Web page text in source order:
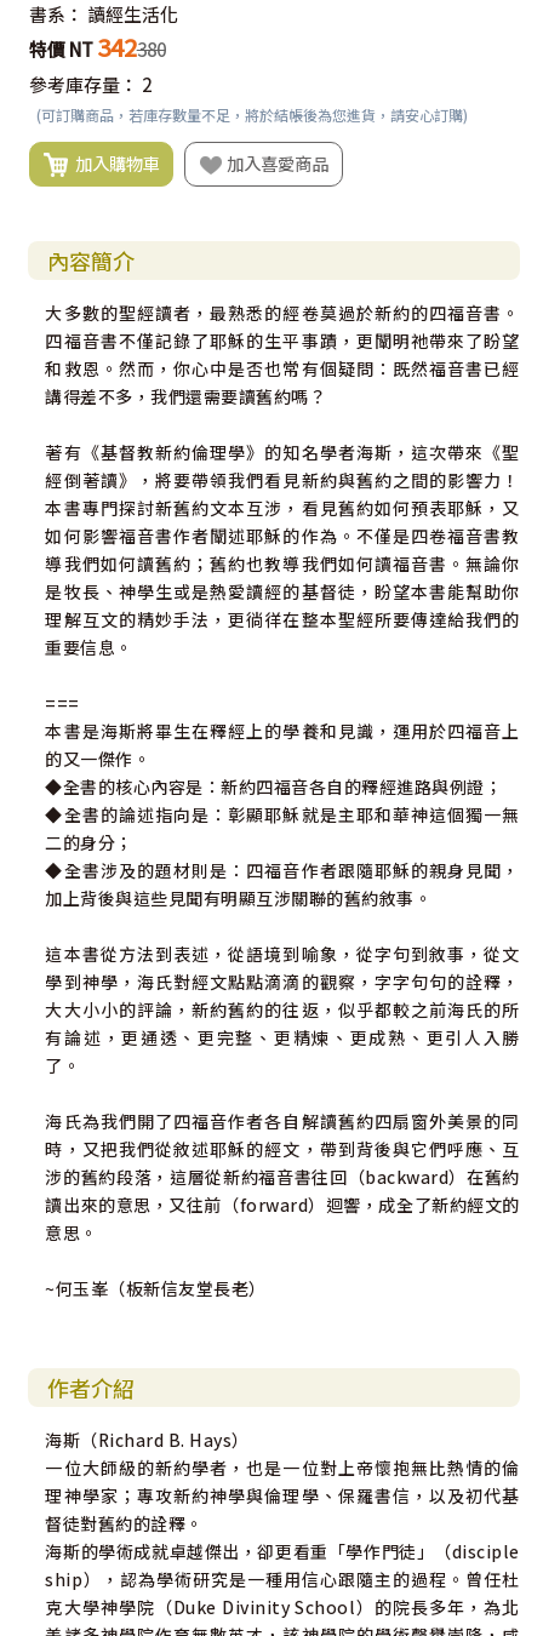
書系： 讀經生活化
特價 NT 342380
參考庫存量： 2
(可訂購商品，若庫存數量不足，將於結帳後為您進貨，請安心訂購)
加入購物車 加入喜愛商品
內容簡介
大多數的聖經讀者，最熟悉的經卷莫過於新約的四福音書。
四福音書不僅記錄了耶穌的生平事蹟，更闡明祂帶來了盼望
和救恩。然而，你心中是否也常有個疑問：既然福音書已經
講得差不多，我們還需要讀舊約嗎？
著有《基督教新約倫理學》的知名學者海斯，這次帶來《聖
經倒著讀》，將要帶領我們看見新約與舊約之間的影響力！
本書專門探討新舊約文本互涉，看見舊約如何預表耶穌，又
如何影響福音書作者闡述耶穌的作為。不僅是四卷福音書教
導我們如何讀舊約；舊約也教導我們如何讀福音書。無論你
是牧長、神學生或是熱愛讀經的基督徒，盼望本書能幫助你
理解互文的精妙手法，更徜徉在整本聖經所要傳達給我們的
重要信息。
===
本書是海斯將畢生在釋經上的學養和見識，運用於四福音上
的又一傑作。
◆全書的核心內容是：新約四福音各自的釋經進路與例證；
◆全書的論述指向是：彰顯耶穌就是主耶和華神這個獨一無
二的身分；
◆全書涉及的題材則是：四福音作者跟隨耶穌的親身見聞，
加上背後與這些見聞有明顯互涉關聯的舊約敘事。
這本書從方法到表述，從語境到喻象，從字句到敘事，從文
學到神學，海氏對經文點點滴滴的觀察，字字句句的詮釋，
大大小小的評論，新約舊約的往返，似乎都較之前海氏的所
有論述，更通透、更完整、更精煉、更成熟、更引人入勝
了。
海氏為我們開了四福音作者各自解讀舊約四扇窗外美景的同
時，又把我們從敘述耶穌的經文，帶到背後與它們呼應、互
涉的舊約段落，這層從新約福音書往回（backward）在舊約
讀出來的意思，又往前（forward）迴響，成全了新約經文的
意思。
~何玉峯（板新信友堂長老）
作者介紹
海斯（Richard B. Hays）
一位大師級的新約學者，也是一位對上帝懷抱無比熱情的倫
理神學家；專攻新約神學與倫理學、保羅書信，以及初代基
督徒對舊約的詮釋。
海斯的學術成就卓越傑出，卻更看重「學作門徒」（disciple
ship），認為學術研究是一種用信心跟隨主的過程。曾任杜
克大學神學院（Duke Divinity School）的院長多年，為北